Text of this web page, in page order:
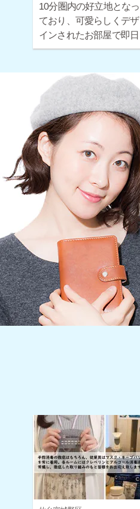
10分圏内の好立地となっ
ており、可愛らしくデザ
インされたお部屋で即日
お